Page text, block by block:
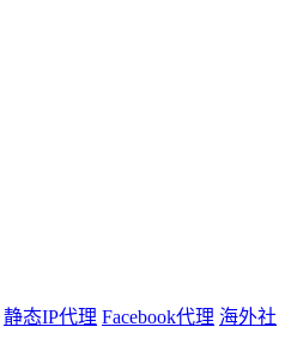
静态IP代理 Facebook代理 海外社